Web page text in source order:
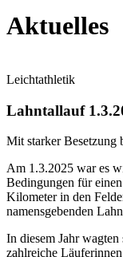
Aktuelles
Leichtathletik
Lahntallauf
Mit starker Besetzung
Am 1.3.2025 war es
Bedingungen für
Kilometer in den
namensgebenden
In diesem Jahr
zahlreiche